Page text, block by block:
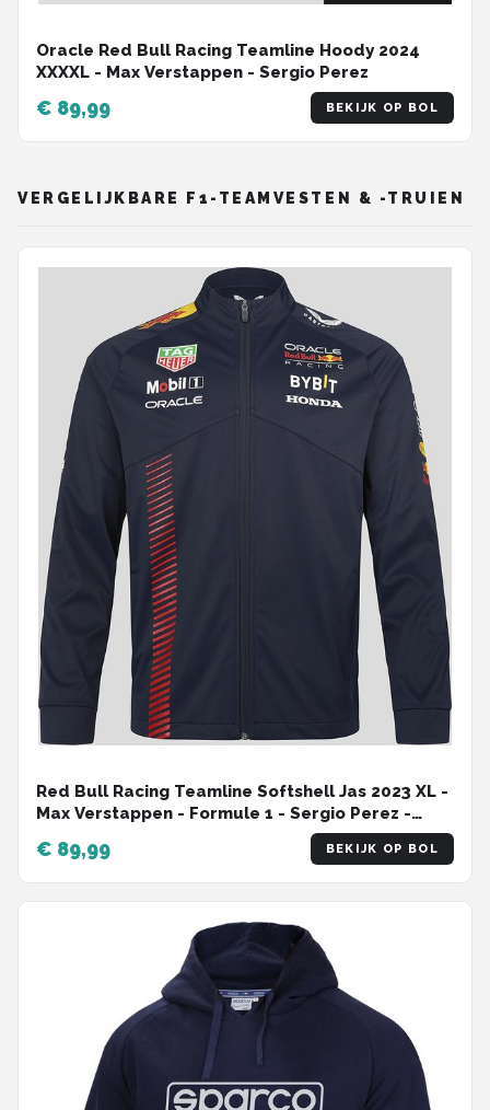
Oracle Red Bull Racing Teamline Hoody 2024
XXXXL - Max Verstappen - Sergio Perez
€ 89,99 BEKIJK OP BOL
VERGELIJKBARE F1-TEAMVESTEN & -TRUIEN
Red Bull Racing Teamline Softshell Jas 2023 XL -
Max Verstappen - Formule 1 - Sergio Perez -
€ 89,99 BEKIJK OP BOL